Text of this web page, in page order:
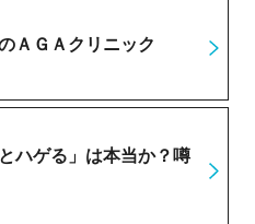
ＡＧＡクリニック
ハゲる」は本当か？噂